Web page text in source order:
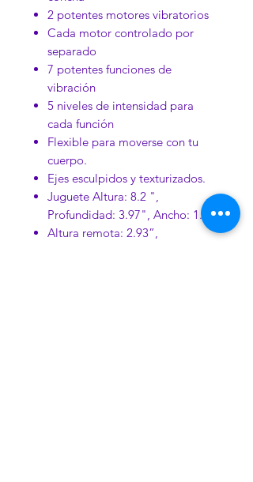
2 potentes motores vibratorios
Cada motor controlado por
separado
7 potentes funciones de
vibración
5 niveles de intensidad para
cada función
Flexible para moverse con tu
cuerpo.
Ejes esculpidos y texturizados.
Juguete Altura: 8.2 ",
Profundidad: 3.97", Ancho: 1.5 "
Altura remota: 2.93”,